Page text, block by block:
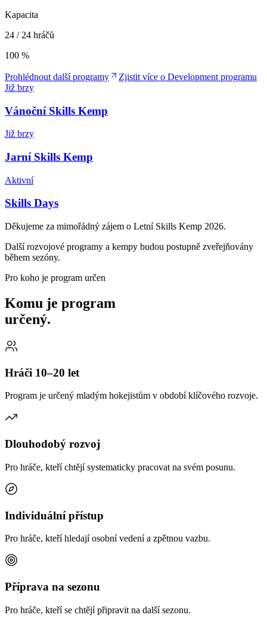
Kapacita
24 / 24 hráčů
100 %
Prohlédnout další programy
Zjistit více o Development programu
Již brzy
Vánoční Skills Kemp
Již brzy
Jarní Skills Kemp
Aktivní
Skills Days
Děkujeme za mimořádný zájem o Letní Skills Kemp 2026.
Další rozvojové programy a kempy budou postupně zveřejňovány
během sezóny.
Pro koho je program určen
Komu je program
určený.
Hráči 10–20 let
Program je určený mladým hokejistům v období klíčového rozvoje.
Dlouhodobý rozvoj
Pro hráče, kteří chtějí systematicky pracovat na svém posunu.
Individuální přístup
Pro hráče, kteří hledají osobní vedení a zpětnou vazbu.
Příprava na sezonu
Pro hráče, kteří se chtějí připravit na další sezonu.